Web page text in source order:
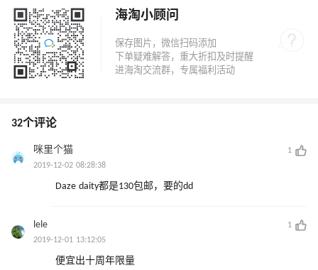
海淘小顾问
32个评论
咪里个猫
1
2019-12-02 08:28:38
Daze daity都是130包邮，要的dd
lele
1
2019-12-01 13:12:05
便宜出十周年限量